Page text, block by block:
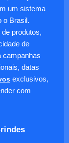
um sistema
o Brasil.
produtos,
de
campanhas
datas
exclusivos,
com